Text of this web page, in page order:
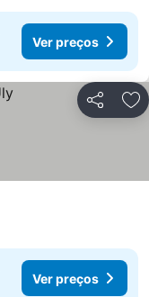
Ver preços
Partilhar
Ver preços